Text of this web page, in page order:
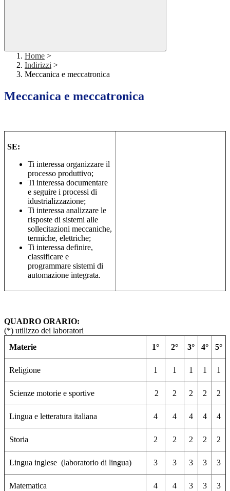
Home >
Indirizzi >
Meccanica e meccatronica
Meccanica e meccatronica
SE:
Ti interessa organizzare il
processo produttivo;
Ti interessa documentare
e seguire i processi di
idustrializzazione;
Ti interessa analizzare le
risposte di sistemi alle
sollecitazioni meccaniche,
termiche, elettriche;
Ti interessa definire,
classificare e
programmare sistemi di
automazione integrata.
QUADRO ORARIO:
(*) utilizzo dei laboratori
Materie
1° 2° 3° 4° 5°
Religione 1 1 1 1 1
Scienze motorie e sportive 2 2 2 2 2
Lingua e letteratura italiana 4 4 4 4 4
Storia 2 2 2 2 2
Lingua inglese (laboratorio di lingua) 3 3 3 3 3
Matematica 4 4 3 3 3